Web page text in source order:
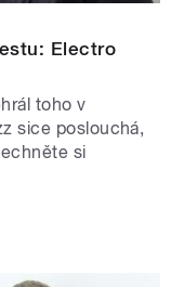
Electro
toho v
sice poslouchá,
si